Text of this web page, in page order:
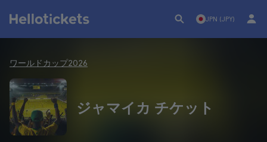
JPN (JPY)
ワールドカップ2026
ジャマイカ チケット